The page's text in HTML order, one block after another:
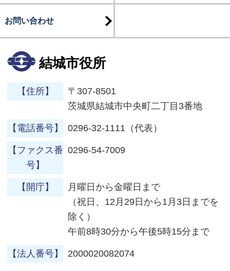
お問い合わせ
結城市役所
【住所】
〒307-8501
茨城県結城市中央町二丁目3番地
【電話番号】 0296-32-1111（代表）
【ファクス番
号】
0296-54-7009
【開庁】
月曜日から金曜日まで
（祝日、12月29日から1月3日までを
除く）
午前8時30分から午後5時15分まで
【法人番号】 2000020082074